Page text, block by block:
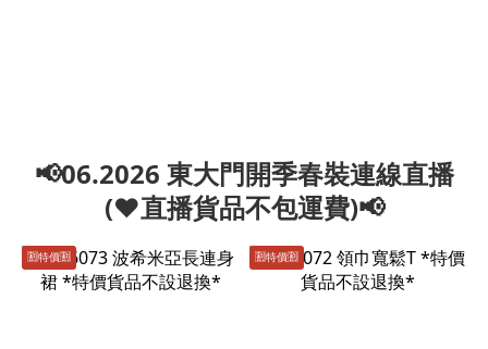
📢06.2026 東大門開季春裝連線直播
(♥️直播貨品不包運費)📢
🈹️特價🈹️ 🈹️特價🈹️